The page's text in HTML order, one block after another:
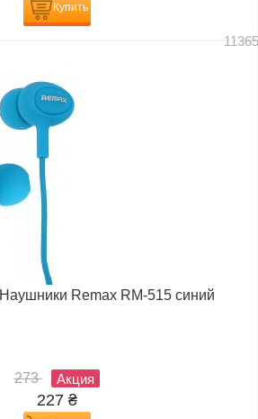
Купить
Наушники Remax RM-515 синий
273 Акция
227 ₴